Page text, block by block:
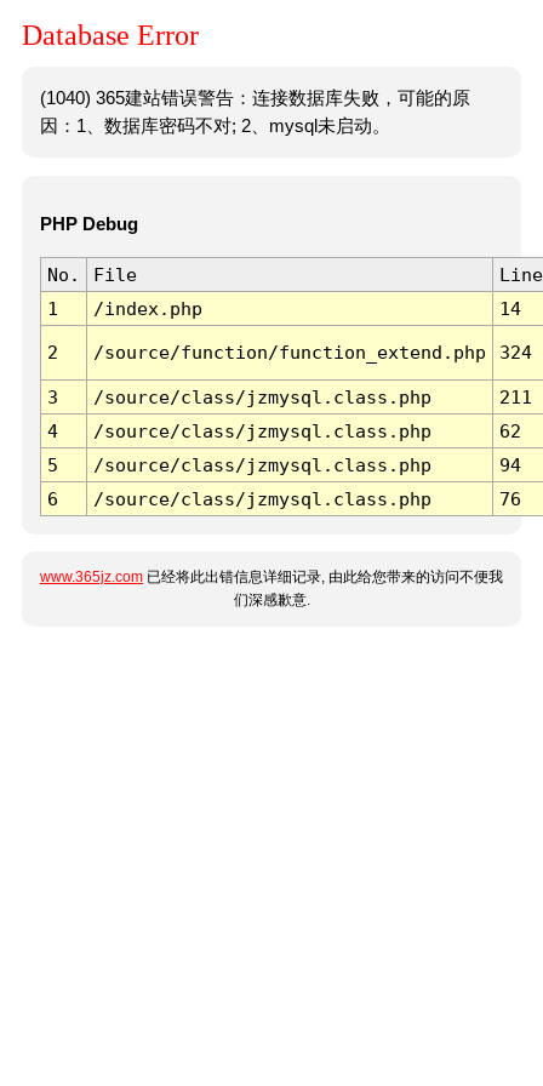
Database Error
(1040) 365建站错误警告：连接数据库失败，可能的原
因：1、数据库密码不对; 2、mysql未启动。
PHP Debug
No. File
Line
1
/index.php 14
2 /source/function/function_extend.php 324
3 /source/class/jzmysql.class.php
211
4
/source/class/jzmysql.class.php
62
5
/source/class/jzmysql.class.php
94
6
/source/class/jzmysql.class.php 76
www.365jz.com 已经将此出错信息详细记录, 由此给您带来的访问不便我
们深感歉意.